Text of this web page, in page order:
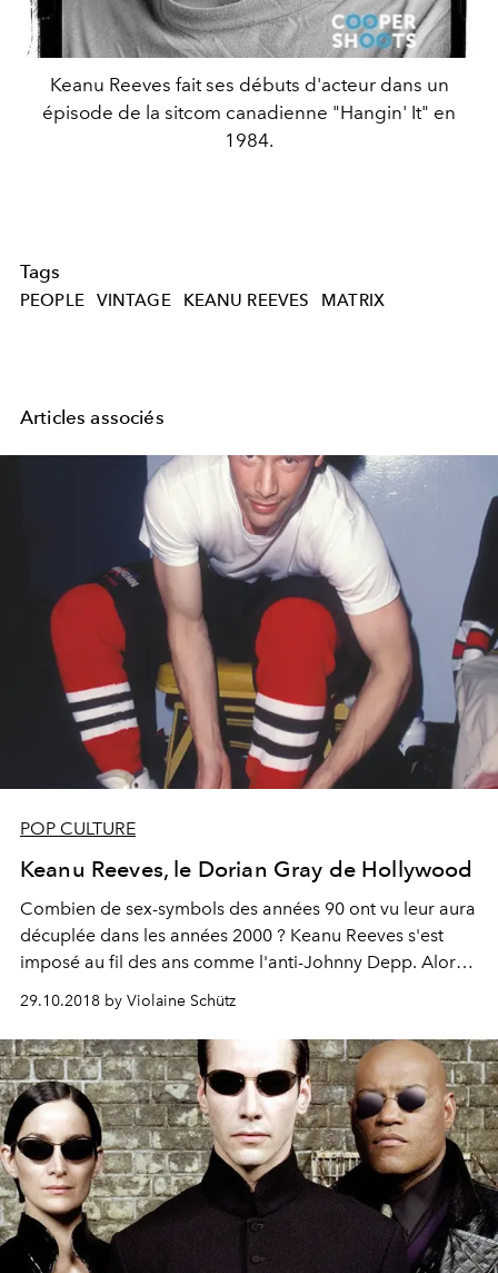
Keanu Reeves fait ses débuts d'acteur dans un
épisode de la sitcom canadienne "Hangin' It" en
1984.
Tags
PEOPLE VINTAGE KEANU REEVES MATRIX
Articles associés
POP CULTURE
Keanu Reeves, le Dorian Gray de Hollywood
Combien de sex-symbols des années 90 ont vu leur aura
décuplée dans les années 2000 ? Keanu Reeves s'est
imposé au fil des ans comme l'anti-Johnny Depp. Alors
que celui-ci est devenu l'ombre de lui-même, le héros
inoubliable de Point Break resplendit dans des memes
inspirés et des blockbusters soignés. De poster boy de
la décennie grunge à quinqua mystérieux et fascinant,
comment Keanu a su garder la flamme ?
29.10.2018 by Violaine Schütz